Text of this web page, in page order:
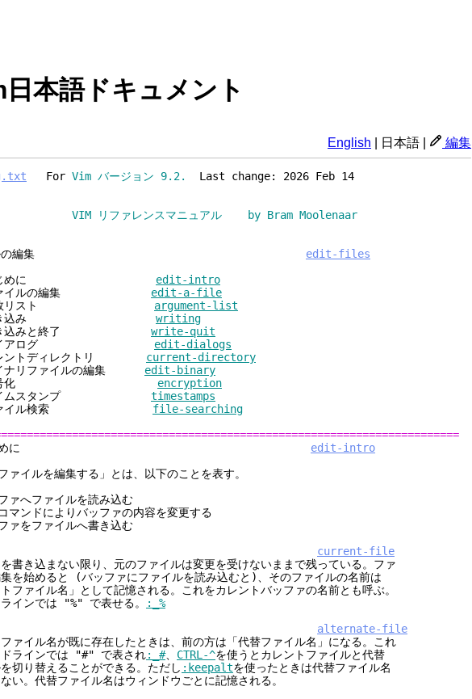
本語ドキュメント
English 日本語 編集
For Vim バージョン 9.2. Last change: 2026 Feb 14
ファレンスマニュアル by Bram Moolenaar
ァイルの編集 edit-files
じめに edit-intro
ァイルの編集 edit-a-file
数リスト argument-list
き込み writing
き込みと終了 write-quit
イアログ edit-dialogs
ントディレクトリ current-directory
ナリファイルの編集 edit-binary
暗号化 encryption
イムスタンプ timestamps
ァイル検索 file-searching
はじめに edit-intro
ァイルを編集する」とは、以下のことを表す。
ァへファイルを読み込む
マンドによりバッファの内容を変更する
ァをファイルへ書き込む
current-file
書き込まない限り、元のファイルは変更を受けないままで残っている。ファ
を始めると (バッファにファイルを読み込むと)、そのファイルの名前は
トファイル名」として記憶される。これをカレントバッファの名前とも呼ぶ。
インでは "%" で表せる。
:_%
alternate-file
ァイル名が既に存在したときは、前の方は「代替ファイル名」になる。これ
ドラインでは "#" で表され:_#、 CTRL-^を使うとカレントファイルと代替
切り替えることができる。ただし :keepaltを使ったときは代替ファイル名
い。代替ファイル名はウィンドウごとに記憶される。